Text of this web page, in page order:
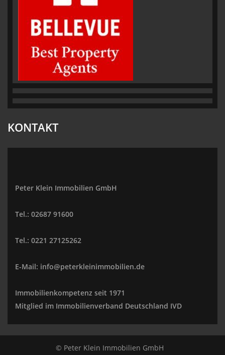
KONTAKT
Peter Klein Immobilien GmbH
Tel.: 02687 91600
Tel.: 0221 27125262
E-Mail: info@peterkleinimmobilien.de
Immobilienkompetenz seit 1971
Mitglied im Immobilienverband Deutschland IVD
© Peter Klein Immobilien GmbH